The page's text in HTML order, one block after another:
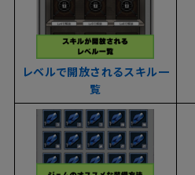
レベルで開放されるスキル一
覧